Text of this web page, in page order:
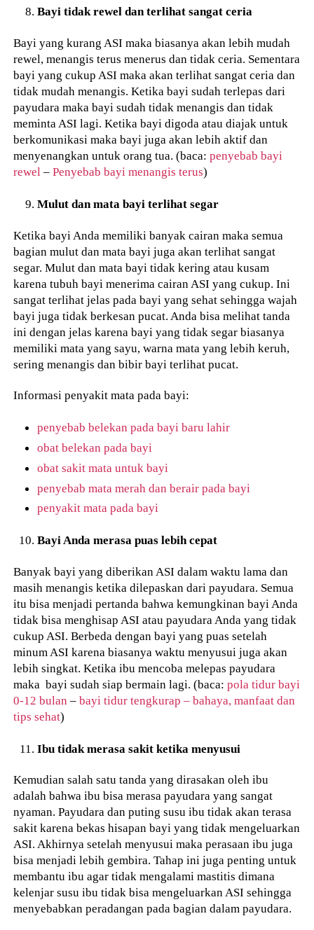
Bayi tidak rewel dan terlihat sangat ceria
Bayi yang kurang ASI maka biasanya akan lebih mudah
rewel, menangis terus menerus dan tidak ceria. Sementara
bayi yang cukup ASI maka akan terlihat sangat ceria dan
tidak mudah menangis. Ketika bayi sudah terlepas dari
payudara maka bayi sudah tidak menangis dan tidak
meminta ASI lagi. Ketika bayi digoda atau diajak untuk
berkomunikasi maka bayi juga akan lebih aktif dan
menyenangkan untuk orang tua. (baca:penyebab bayi
rewel –Penyebab bayi menangis terus)
Mulut dan mata bayi terlihat segar
Ketika bayi Anda memiliki banyak cairan maka semua
bagian mulut dan mata bayi juga akan terlihat sangat
segar. Mulut dan mata bayi tidak kering atau kusam
karena tubuh bayi menerima cairan ASI yang cukup. Ini
sangat terlihat jelas pada bayi yang sehat sehingga wajah
bayi juga tidak berkesan pucat. Anda bisa melihat tanda
ini dengan jelas karena bayi yang tidak segar biasanya
memiliki mata yang sayu, warna mata yang lebih keruh,
sering menangis dan bibir bayi terlihat pucat.
Informasi penyakit mata pada bayi:
penyebab belekan pada bayi baru lahir
obat belekan pada bayi
obat sakit mata untuk bayi
penyebab mata merah dan berair pada bayi
penyakit mata pada bayi
Bayi Anda merasa puas lebih cepat
Banyak bayi yang diberikan ASI dalam waktu lama dan
masih menangis ketika dilepaskan dari payudara. Semua
itu bisa menjadi pertanda bahwa kemungkinan bayi Anda
tidak bisa menghisap ASI atau payudara Anda yang tidak
cukup ASI. Berbeda dengan bayi yang puas setelah
minum ASI karena biasanya waktu menyusui juga akan
lebih singkat. Ketika ibu mencoba melepas payudara
maka bayi sudah siap bermain lagi. (baca:pola tidur bayi
0-12 bulan –bayi tidur tengkurap – bahaya, manfaat dan
tips sehat)
Ibu tidak merasa sakit ketika menyusui
Kemudian salah satu tanda yang dirasakan oleh ibu
adalah bahwa ibu bisa merasa payudara yang sangat
nyaman. Payudara dan puting susu ibu tidak akan terasa
sakit karena bekas hisapan bayi yang tidak mengeluarkan
ASI. Akhirnya setelah menyusui maka perasaan ibu juga
bisa menjadi lebih gembira. Tahap ini juga penting untuk
membantu ibu agar tidak mengalami mastitis dimana
kelenjar susu ibu tidak bisa mengeluarkan ASI sehingga
menyebabkan peradangan pada bagian dalam payudara.